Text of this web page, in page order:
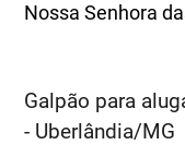
Nossa Senhora
Galpão para
- Uberlândia/MG